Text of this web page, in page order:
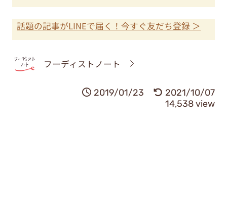
話題の記事がLINEで届く！今すぐ友だち登録 ＞
フーディストノート
2019/01/23
2021/10/07
14,538 view